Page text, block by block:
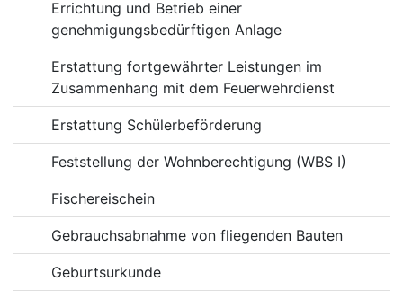
Errichtung und Betrieb einer
genehmigungsbedürftigen Anlage
Erstattung fortgewährter Leistungen im
Zusammenhang mit dem Feuerwehrdienst
Erstattung Schülerbeförderung
Feststellung der Wohnberechtigung (WBS I)
Fischereischein
Gebrauchsabnahme von fliegenden Bauten
Geburtsurkunde